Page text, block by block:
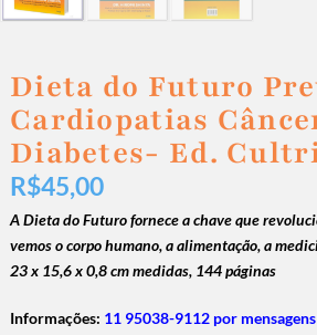
Dieta do Futuro
Cardiopatias
Diabetes- Ed.
R$45,00
A Dieta do Futuro fornece a chave que
vemos o corpo humano, a alimentação, a
23 x 15,6 x 0,8 cm medidas, 144 páginas
Informações: 11 95038-9112 por